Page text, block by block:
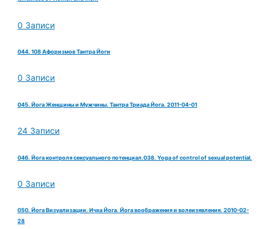
0 Записи
044. 108 Афоризмов Тантра Йоги
0 Записи
045. Йога Женщины и Мужчины. Тантра Триада Йога. 2011-04-01
24 Записи
046. Йога контроля сексуального потенциал.038. Yoga of control of sexual potential.
0 Записи
050. Йога Визуализации. Ичха Йога. Йога воображения и волеизявления. 2010-02-
28